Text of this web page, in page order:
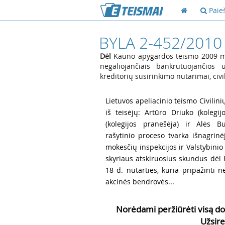
BYLA 2-452/2010
Dėl Kauno apygardos teismo 2009
negaliojančiais bankrutuojančios
kreditorių susirinkimo nutarimai,
Lietuvos apeliacinio teismo
iš teisėjų: Artūro Driuko
(kolegijos pranešėja) ir Alės
rašytinio proceso tvarka
mokesčių inspekcijos ir
skyriaus atskiruosius skundus dėl
18 d. nutarties, kuria pripažinti
akcinės bendrovės...
Norėdami peržiūrėti visą